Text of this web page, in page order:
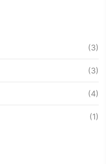
(3)
(3)
(4)
(1)